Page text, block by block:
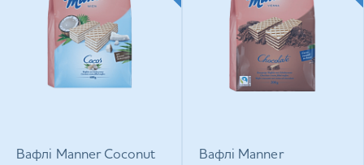
Вафлі Manner Coconut
Вафлі Manner